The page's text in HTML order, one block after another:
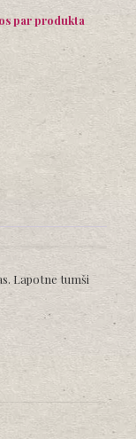
par produkta
Lapotne tumši